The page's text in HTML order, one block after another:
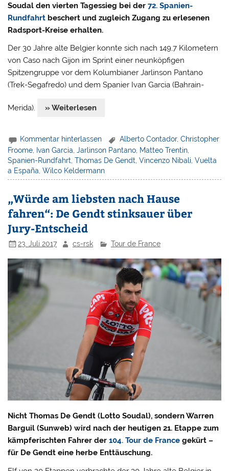
Soudal den vierten Tagessieg bei der72. Spanien-
Rundfahrt beschert und zugleich Zugang zu erlesenen
Radsport-Kreise erhalten.
Der 30 Jahre alte Belgier konnte sich nach 149,7 Kilometern
von Caso nach Gijon im Sprint einer neunköpfigen
Spitzengruppe vor dem Kolumbianer Jarlinson Pantano
(Trek-Segafredo) und dem Spanier Ivan Garcia (Bahrain-
Merida). » Weiterlesen
Kommentar hinterlassen Alberto Contador,Christopher
Froome Ivan Garcia ,Jarlinson Pantano Matteo Trentin
Spanien-Rundfahrt ,Thomas De Gendt ,Vincenzo Nibali ,Vuelta
a España ,Wilco Keldermann
„Würde am liebsten nach Hause
fahren“: De Gendt stinksauer über
Jury-Entscheid
23. Juli 2017 cs-rsk Tour de France
Nicht Thomas De Gendt (Lotto Soudal), sondern Warren
Barguil (Sunweb) wird nach der heutigen 21. Etappe zum
kämpferischten Fahrer der104. Tour de France gekürt –
für De Gendt eine herbe Enttäuschung.